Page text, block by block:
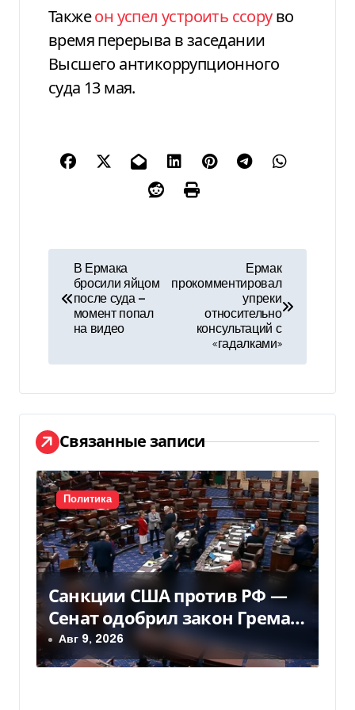
Такжеон успел устроить ссоруво
время перерыва в заседании
Высшего антикоррупционного
суда 13 мая.
и
г
а
ц
и
я
п
о
з
а
В Ермака
бросили яйцом
после суда —
момент попал
на видео
Ермак
прокомментировал
упреки
относительно
консультаций с
«гадалками»
Связанные записи
Политика
Санкции США против РФ —
Сенат одобрил закон Грема
— Фокус
Авг 9, 2026